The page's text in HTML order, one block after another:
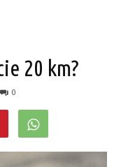
20 km?
0